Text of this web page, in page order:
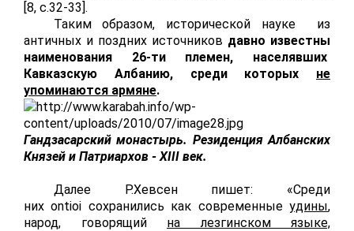
[8, c.32-33].
Таким образом, исторической науке из
античных и поздних источников давно известны
наименования 26-ти племен, населявших
Кавказскую Албанию, среди которых не
упоминаются армяне.
Гандзасарский монастырь. Резиденция Албанских
Князей и Патриархов - XIII век.
Далее Р.Хевсен пишет: «Среди
нихontioi сохранились как современныеудины,
народ, говорящий на лезгинском языке,